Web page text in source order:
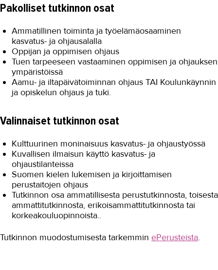
Pakolliset tutkinnon osat
Ammatillinen toiminta ja työelämäosaaminen
kasvatus- ja ohjausalalla
Oppijan ja oppimisen ohjaus
Tuen tarpeeseen vastaaminen oppimisen ja ohjauksen
ympäristöissä
Aamu- ja iltapäivätoiminnan ohjaus TAI Koulunkäynnin
ja opiskelun ohjaus ja tuki.
Valinnaiset tutkinnon osat
Kulttuurinen moninaisuus kasvatus- ja ohjaustyössä
Kuvallisen ilmaisun käyttö kasvatus- ja
ohjaustilanteissa
Suomen kielen lukemisen ja kirjoittamisen
perustaitojen ohjaus
Tutkinnon osa ammatillisesta perustutkinnosta, toisesta
ammattitutkinnosta, erikoisammattitutkinnosta tai
korkeakouluopinnoista..
Tutkinnon muodostumisesta tarkemmin ePerusteista.